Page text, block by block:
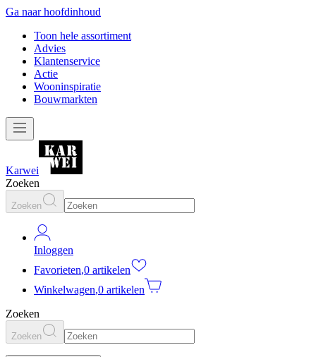
Ga naar hoofdinhoud
Toon hele assortiment
Advies
Klantenservice
Actie
Wooninspiratie
Bouwmarkten
Karwei
Zoeken
Zoeken
Inloggen
Favorieten,0 artikelen
Winkelwagen,0 artikelen
Zoeken
Zoeken